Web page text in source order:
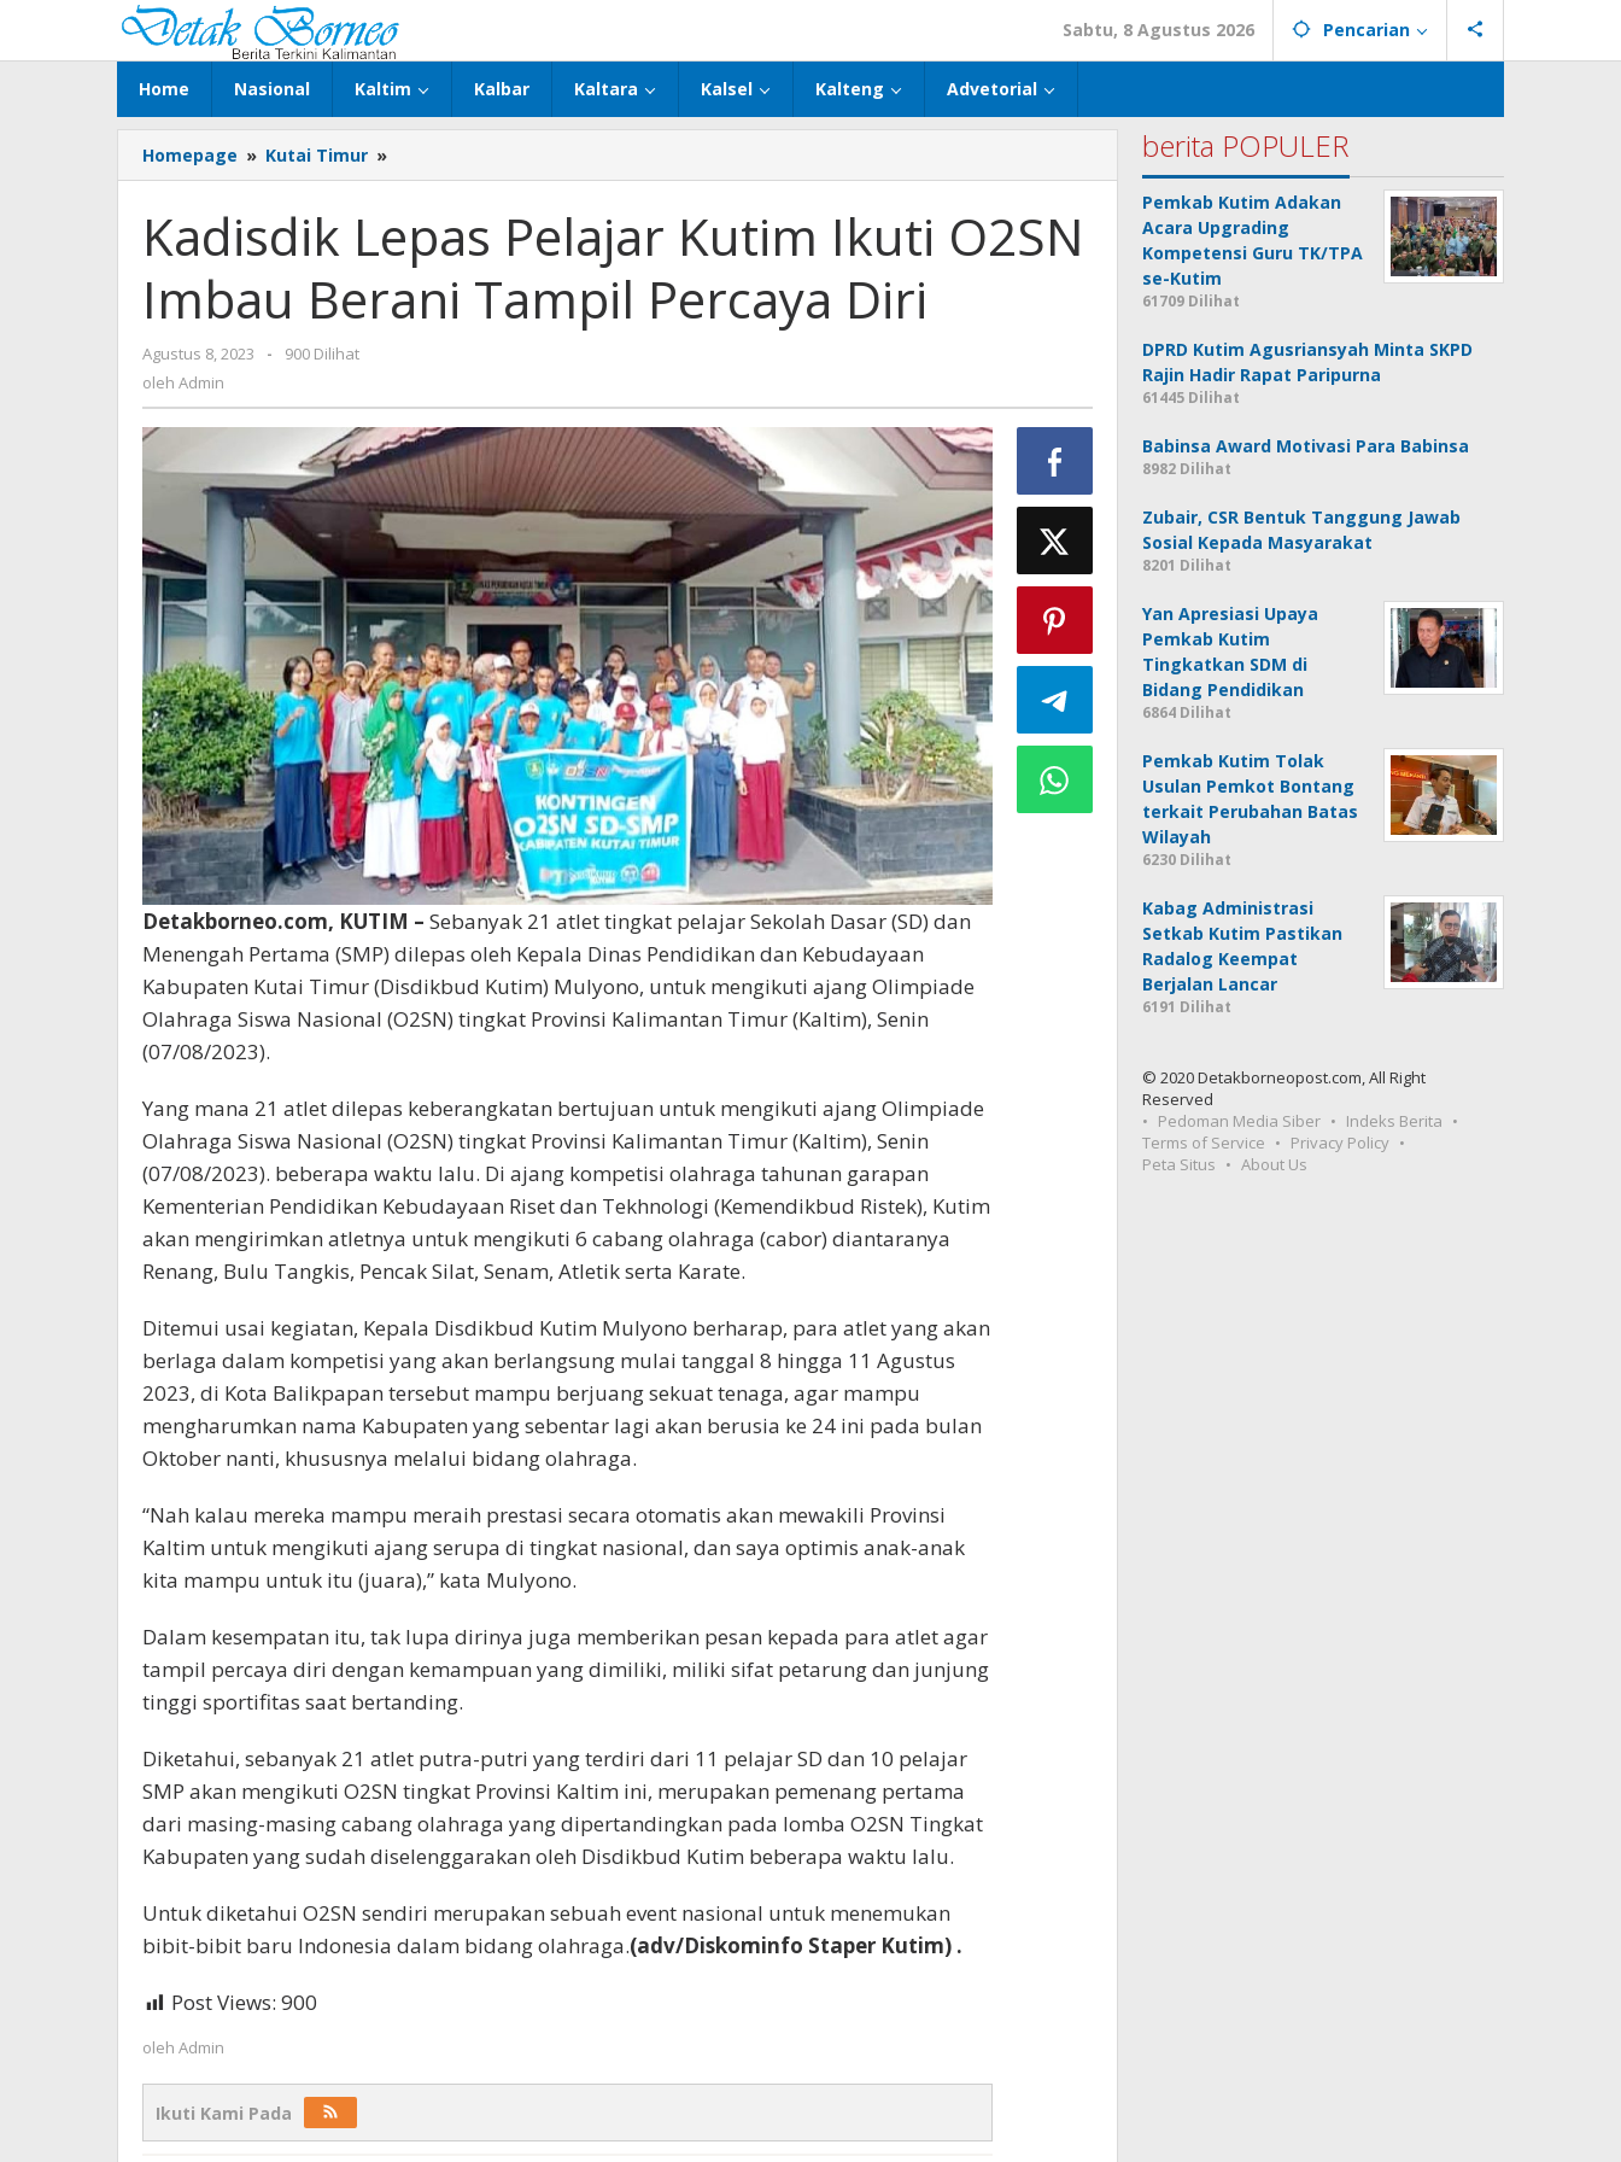
konten
Sabtu, 8 Agustus 2026 Pencarian
Home Nasional Kaltim Kalbar Kaltara Kalsel Kalteng Advetorial
Homepage » Kutai Timur »
Lepas
Kutim
Ikuti
Imbau
Diri
Kadisdik Lepas Pelajar Kutim Ikuti O2SN
Imbau Berani Tampil Percaya Diri
Agustus 8, 2023
oleh
-
900 Dilihat
oleh Admin
Detakborneo.com, KUTIM – Sebanyak 21 atlet tingkat pelajar Sekolah Dasar (SD) dan
Menengah Pertama (SMP) dilepas oleh Kepala Dinas Pendidikan dan Kebudayaan
Kabupaten Kutai Timur (Disdikbud Kutim) Mulyono, untuk mengikuti ajang Olimpiade
Olahraga Siswa Nasional (O2SN) tingkat Provinsi Kalimantan Timur (Kaltim), Senin
(07/08/2023).
Yang mana 21 atlet dilepas keberangkatan bertujuan untuk mengikuti ajang Olimpiade
Olahraga Siswa Nasional (O2SN) tingkat Provinsi Kalimantan Timur (Kaltim), Senin
(07/08/2023). beberapa waktu lalu. Di ajang kompetisi olahraga tahunan garapan
Kementerian Pendidikan Kebudayaan Riset dan Tekhnologi (Kemendikbud Ristek), Kutim
akan mengirimkan atletnya untuk mengikuti 6 cabang olahraga (cabor) diantaranya
Renang, Bulu Tangkis, Pencak Silat, Senam, Atletik serta Karate.
Ditemui usai kegiatan, Kepala Disdikbud Kutim Mulyono berharap, para atlet yang akan
berlaga dalam kompetisi yang akan berlangsung mulai tanggal 8 hingga 11 Agustus
2023, di Kota Balikpapan tersebut mampu berjuang sekuat tenaga, agar mampu
mengharumkan nama Kabupaten yang sebentar lagi akan berusia ke 24 ini pada bulan
Oktober nanti, khususnya melalui bidang olahraga.
“Nah kalau mereka mampu meraih prestasi secara otomatis akan mewakili Provinsi
Kaltim untuk mengikuti ajang serupa di tingkat nasional, dan saya optimis anak-anak
kita mampu untuk itu (juara),” kata Mulyono.
Dalam kesempatan itu, tak lupa dirinya juga memberikan pesan kepada para atlet agar
tampil percaya diri dengan kemampuan yang dimiliki, miliki sifat petarung dan junjung
tinggi sportifitas saat bertanding.
Diketahui, sebanyak 21 atlet putra-putri yang terdiri dari 11 pelajar SD dan 10 pelajar
SMP akan mengikuti O2SN tingkat Provinsi Kaltim ini, merupakan pemenang pertama
dari masing-masing cabang olahraga yang dipertandingkan pada lomba O2SN Tingkat
Kabupaten yang sudah diselenggarakan oleh Disdikbud Kutim beberapa waktu lalu.
Untuk diketahui O2SN sendiri merupakan sebuah event nasional untuk menemukan
bibit-bibit baru Indonesia dalam bidang olahraga.(adv/Diskominfo Staper Kutim) .
Post Views: 900
oleh Admin
Ikuti Kami Pada
berita POPULER
Pemkab Kutim Adakan
Acara Upgrading
Kompetensi Guru TK/TPA
se-Kutim
61709 Dilihat
DPRD Kutim Agusriansyah Minta SKPD
Rajin Hadir Rapat Paripurna
61445 Dilihat
Babinsa Award Motivasi Para Babinsa
8982 Dilihat
Zubair, CSR Bentuk Tanggung Jawab
Sosial Kepada Masyarakat
8201 Dilihat
Yan Apresiasi Upaya
Pemkab Kutim
Tingkatkan SDM di
Bidang Pendidikan
6864 Dilihat
Pemkab Kutim Tolak
Usulan Pemkot Bontang
terkait Perubahan Batas
Wilayah
6230 Dilihat
Kabag Administrasi
Setkab Kutim Pastikan
Radalog Keempat
Berjalan Lancar
6191 Dilihat
© 2020 Detakborneopost.com, All Right
Reserved
Pedoman Media Siber
Indeks Berita
Terms of Service
Privacy Policy
Peta Situs
About Us